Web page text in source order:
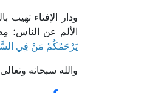
ودار الإفتاء
الألم عن الناس؛
يَرْحَمْكُمْ مَنْ فِي
والله سبحانه